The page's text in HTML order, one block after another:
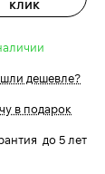
клик
дешевле?
в подарок
до 5 лет